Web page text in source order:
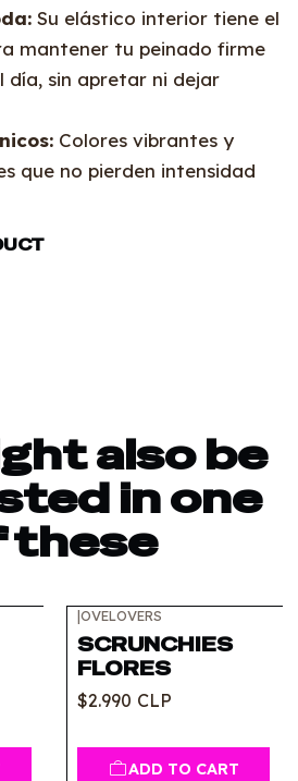
Su elástico interior tiene el
mantener tu peinado firme
día, sin apretar ni dejar
Colores vibrantes y
que no pierden intensidad
also be
in one
these
|OVELOVERS
SCRUNCHIES
FLORES
$2.990 CLP
ADD TO CART